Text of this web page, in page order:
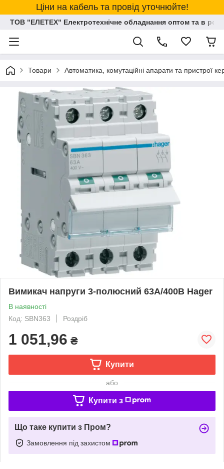
Ціни на кабель та провід уточнюйте!
ТОВ "ЕЛЕТЕХ" Електротехнічне обладнання оптом та в
Товари Автоматика, комутаційні апарати та пристрої
Вимикач напруги 3-полюсний 63А/400В Hager
В наявності
Код: SBN363
Роздріб
1 051,96 ₴
Купити
або
Купити з
Що таке купити з Пром?
Замовлення під захистом